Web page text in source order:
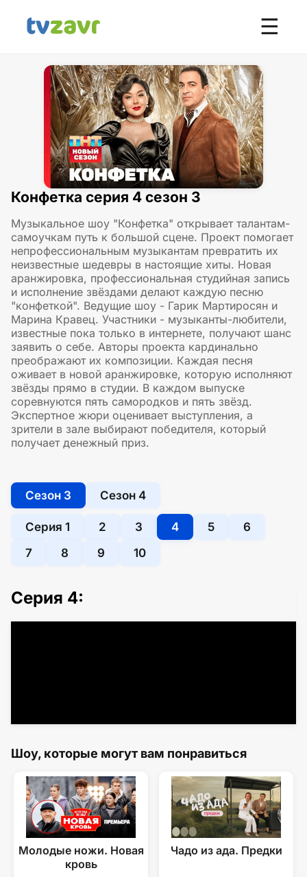
☰
Конфетка серия 4 сезон 3
Музыкальное шоу "Конфетка" открывает талантам-
самоучкам путь к большой сцене. Проект помогает
непрофессиональным музыкантам превратить их
неизвестные шедевры в настоящие хиты. Новая
аранжировка, профессиональная студийная запись
и исполнение звёздами делают каждую песню
"конфеткой". Ведущие шоу - Гарик Мартиросян и
Марина Кравец. Участники - музыканты-любители,
известные пока только в интернете, получают шанс
заявить о себе. Авторы проекта кардинально
преображают их композиции. Каждая песня
оживает в новой аранжировке, которую исполняют
звёзды прямо в студии. В каждом выпуске
соревнуются пять самородков и пять звёзд.
Экспертное жюри оценивает выступления, а
зрители в зале выбирают победителя, который
получает денежный приз.
Сезон 3 Сезон 4
Серия 1 2 3 4 5
6
7
8 9 10
Серия 4:
Шоу, которые могут вам понравиться
Молодые ножи. Новая
кровь
Чадо из ада. Предки